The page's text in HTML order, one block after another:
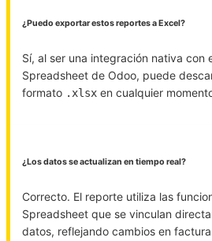
¿Puedo exportar estos reportes a Excel?
Sí, al ser una integración nativa con
Spreadsheet de Odoo, puede
formato .xlsx en cualquier
¿Los datos se actualizan en tiempo real?
Correcto. El reporte utiliza las
Spreadsheet que se vinculan
datos, reflejando cambios en